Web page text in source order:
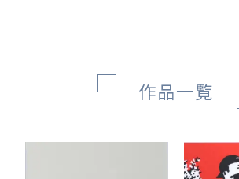
作品一覧